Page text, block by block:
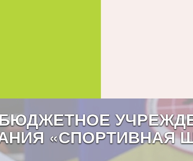
«СПОРТИВНАЯ